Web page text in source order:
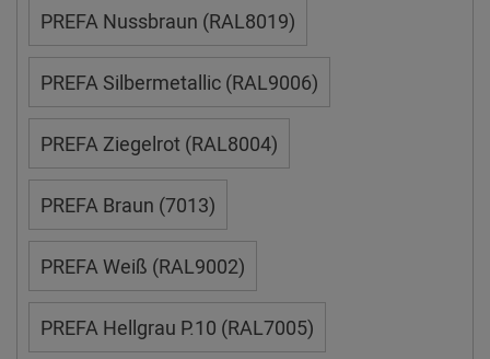
PREFA Nussbraun (RAL8019)
PREFA Silbermetallic (RAL9006)
PREFA Ziegelrot (RAL8004)
PREFA Braun (7013)
PREFA Weiß (RAL9002)
PREFA Hellgrau P.10 (RAL7005)